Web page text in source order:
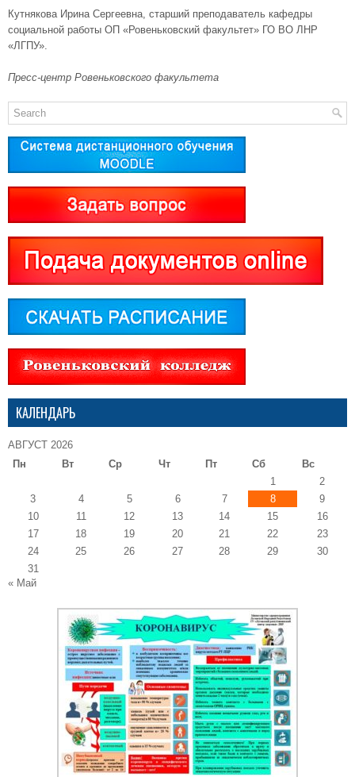
Кутнякова Ирина Сергеевна, старший преподаватель кафедры
социальной работы ОП «Ровеньковский факультет» ГО ВО ЛНР
«ЛГПУ».
Пресс-центр Ровеньковского факультета
КАЛЕНДАРЬ
АВГУСТ 2026
Пн
Вт Ср Чт Пт Сб
Вс
1
2
3
4 5 6 7 8
9
10
11 12 13 14 15
16
17
18 19 20 21 22
23
24
25 26 27 28 29
30
31
« Май